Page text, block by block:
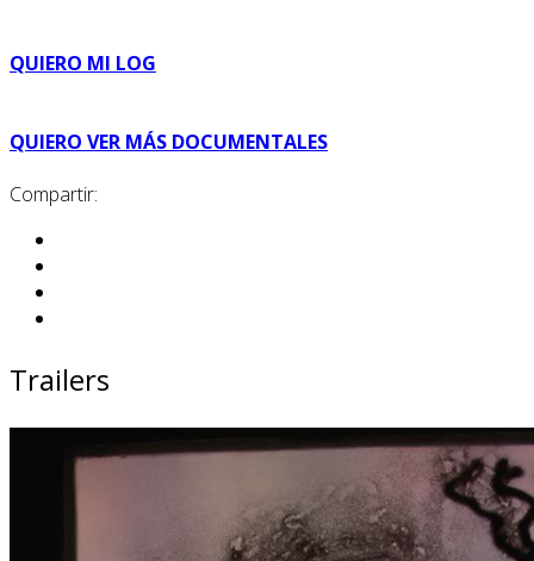
QUIERO MI LOG
QUIERO VER MÁS DOCUMENTALES
Compartir:
Trailers